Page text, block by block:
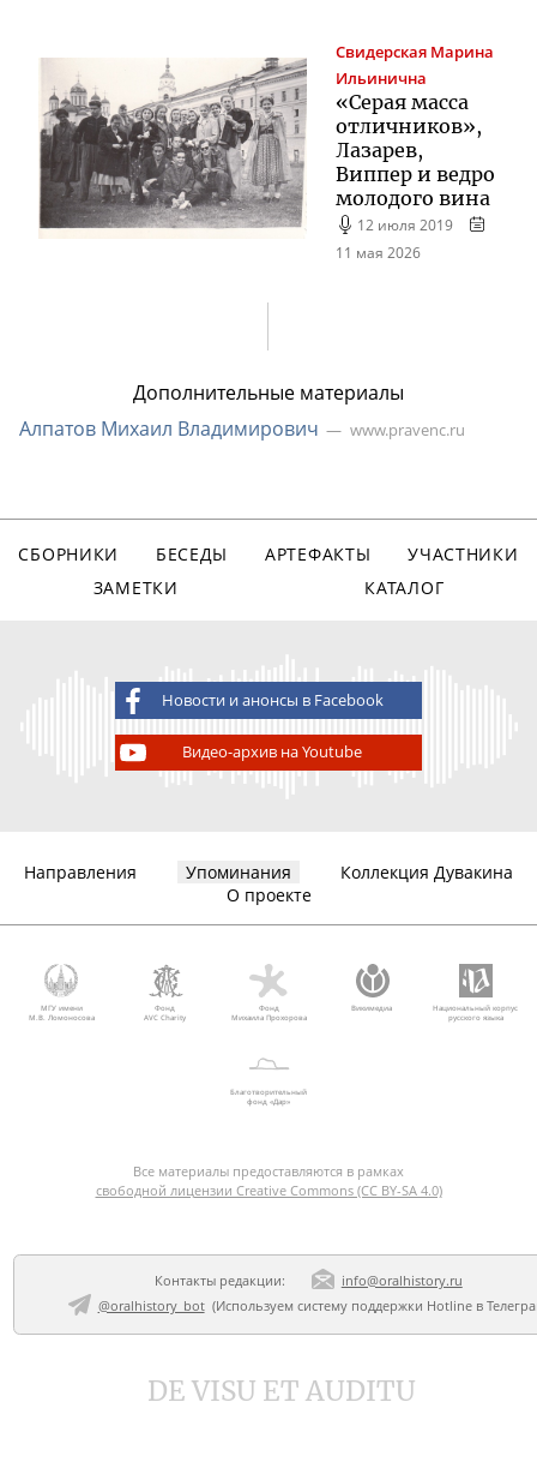
Свидерская Марина
Ильинична
«Серая масса
отличников»,
Лазарев,
Виппер и ведро
молодого вина
12 июля 2019
11 мая 2026
Дополнительные материалы
Алпатов Михаил Владимирович
www.pravenc.ru
СБОРНИКИ БЕСЕДЫ АРТЕФАКТЫ
УЧАСТНИКИ
ЗАМЕТКИ
КАТАЛОГ
Новости и анонсы в Facebook
Видео-архив на Youtube
Направления Упоминания
Коллекция Дувакина
О проекте
МГУ имени
М.В. Ломоносова
Фонд
AVC Charity
Фонд
Михаила Прохорова
Викимедиа
Национальный корпус
русского языка
Благотворительный
фонд «Дар»
Все материалы предоставляются в рамках
свободной лицензии Creative Commons (CC BY-SA 4.0)
Контакты редакции:
info@oralhistory.ru
@oralhistory_bot(Используем систему поддержки Hotline в
DE VISU ET AUDITU